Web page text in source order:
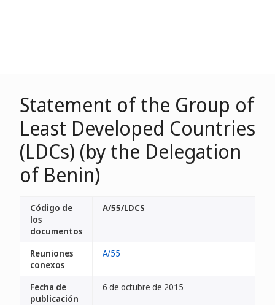
Statement of the Group of
Least Developed Countries
(LDCs) (by the Delegation
of Benin)
Código de
los
documentos
A/55/LDCS
Reuniones
conexos
A/55
Fecha de
publicación
6 de octubre de 2015